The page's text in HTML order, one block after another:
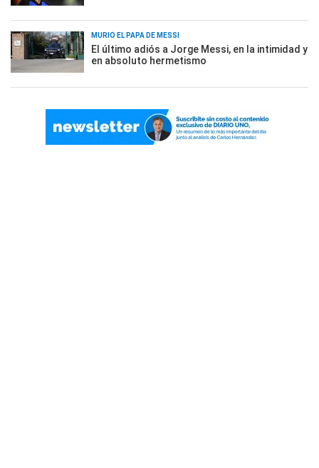
MURIÓ EL PAPÁ DE MESSI
El último adiós a Jorge Messi, en la intimidad y
en absoluto hermetismo